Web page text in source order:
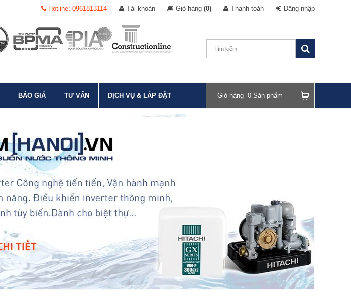
Hotline: 0961813114 Tài khoản Giỏ hàng (0) Thanh toán Đăng nhập
BÁO GIÁ TƯ VẤN DỊCH VỤ & LẮP ĐẶT Giỏ hàng- 0 Sản phẩm